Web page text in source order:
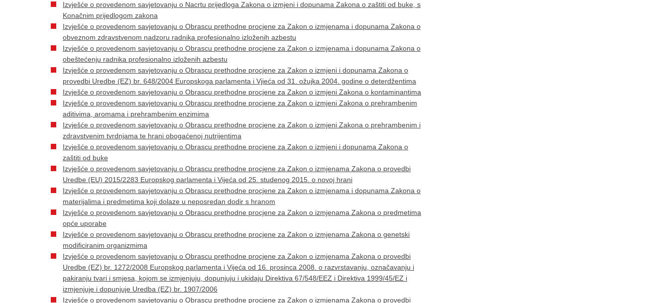
Izvješće o provedenom savjetovanju o Nacrtu prijedloga Zakona o izmjeni i dopunama Zakona o zaštiti od buke, s
Konačnim prijedlogom zakona
Izvješće o provedenom savjetovanju o Obrascu prethodne procjene za Zakon o izmjenama i dopunama Zakona o
obveznom zdravstvenom nadzoru radnika profesionalno izloženih azbestu
Izvješće o provedenom savjetovanju o Obrascu prethodne procjene za Zakon o izmjenama i dopunama Zakona o
obeštećenju radnika profesionalno izloženih azbestu
Izvješće o provedenom savjetovanju o Obrascu prethodne procjene za Zakon o izmjeni i dopunama Zakona o
provedbi Uredbe (EZ) br. 648/2004 Europskoga parlamenta i Vjieća od 31. ožujka 2004. godine o deterdžentima
Izvješće o provedenom savjetovanju o Obrascu prethodne procjene za Zakon o izmjeni Zakona o kontaminantima
Izvješće o provedenom savjetovanju o Obrascu prethodne procjene za Zakon o izmjeni Zakona o prehrambenim
aditivima, aromama i prehrambenim enzimima
Izvješće o provedenom savjetovanju o Obrascu prethodne procjene za Zakon o izmjeni Zakona o prehrambenim i
zdravstvenim tvrdnjama te hrani obogaćenoj nutrijentima
Izvješće o provedenom savjetovanju o Obrascu prethodne procjene za Zakon o izmjeni i dopunama Zakona o
zaštiti od buke
Izvješće o provedenom savjetovanju o Obrascu prethodne procjene za Zakon o izmjenama Zakona o provedbi
Uredbe (EU) 2015/2283 Europskog parlamenta i Vijeća od 25. studenog 2015. o novoj hrani
Izvješće o provedenom savjetovanju o Obrascu prethodne procjene za Zakon o izmjenama i dopunama Zakona o
materijalima i predmetima koji dolaze u neposredan dodir s hranom
Izvješće o provedenom savjetovanju o Obrascu prethodne procjene za Zakon o izmjenama Zakona o predmetima
opće uporabe
Izvješće o provedenom savjetovanju o Obrascu prethodne procjene za Zakon o izmjenama Zakona o genetski
modificiranim organizmima
Izvješće o provedenom savjetovanju o Obrascu prethodne procjene za Zakon o izmjenama Zakona o provedbi
Uredbe (EZ) br. 1272/2008 Europskog parlamenta i Vijeća od 16. prosinca 2008. o razvrstavanju, označavanju i
pakiranju tvari i smjesa, kojom se izmjenjuju, dopunjuju i ukidaju Direktiva 67/548/EEZ i Direktiva 1999/45/EZ i
izmjenjuje i dopunjuje Uredba (EZ) br. 1907/2006
Izvješće o provedenom savjetovanju o Obrascu prethodne procjene za Zakon o izmjenama Zakona o provedbi